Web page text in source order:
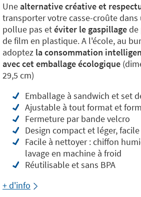
Unealternative créative et
transporter votre casse-croûte
pollue pas etéviter le gaspillagede
de film en plastique. A l'école, au
adoptez la consommation
avec cet emballage écologique
29,5 cm)
Emballage à sandwich et set
Ajustable à tout format et
Fermeture par bande velcro
Design compact et léger,
Facile à nettoyer : chiffon
lavage en machine à froid
Réutilisable et sans BPA
+ d'info